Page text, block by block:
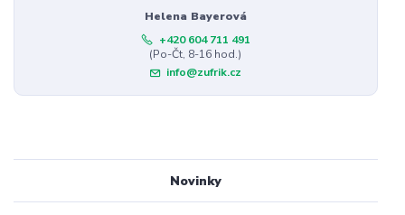
Helena Bayerová
+420 604 711 491
(Po-Čt, 8-16 hod.)
info@zufrik.cz
Novinky